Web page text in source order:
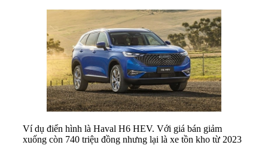
Ví dụ điển hình là Haval H6 HEV. Với giá bán giảm
xuống còn 740 triệu đồng nhưng lại là xe tồn kho từ 2023